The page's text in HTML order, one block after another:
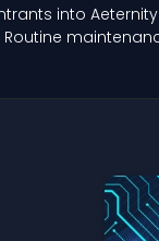
into
Routine